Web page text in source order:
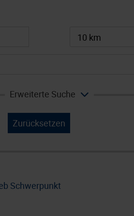
10 km
Erweiterte Suche
Zurücksetzen
Schwerpunkt